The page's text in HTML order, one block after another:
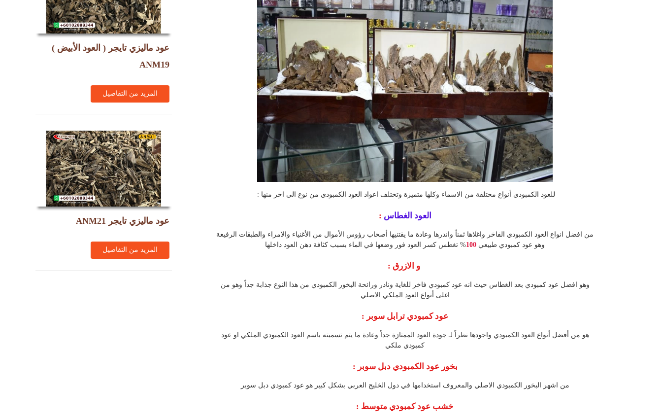
للعود الكمبودي أنواع مختلفة من الاسماء وكلها متميزة وتختلف اعواد العود الكمبودي من نوع الى اخر منها :
العود الغطاس :
من افضل انواع العود الكمبودي الفاخر واغلاها ثمناً واندرها وعادة ما يقتنيها أصحاب رؤوس الأموال من الأغنياء والامراء والطبقات الرفيعة
وهو عود كمبودي طبيعي 100% تغطس كسر العود فور وضعها في الماء بسبب كثافة دهن العود داخلها
و الازرق :
وهو افضل عود كمبودي بعد الغطاس حيث انه عود كمبودي فاخر للغاية ونادر ورائحة البخور الكمبودي من هذا النوع جذابة جداً وهو من
اغلى أنواع العود الملكي الاصلي
عود كمبودي ترابل سوبر :
هو من أفضل أنواع العود الكمبودي واجودها نظراً لـ جودة العود الممتازة جداً وعادة ما يتم تسميته باسم العود الكمبودي الملكي او عود
كمبودي ملكي
بخور عود الكمبودي دبل سوبر :
من اشهر البخور الكمبودي الاصلي والمعروف استخدامها في دول الخليج العربي بشكل كبير هو عود كمبودي دبل سوبر
خشب عود كمبودي متوسط :
عود ماليزي تايجر ( العود الأبيض )
ANM19
المزيد من التفاصيل
عود ماليزي تايجر ANM21
المزيد من التفاصيل